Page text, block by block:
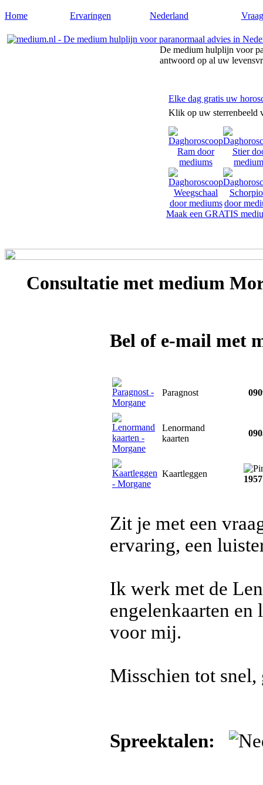
Home Ervaringen Nederland
De medium hulplijn voor
antwoord op al uw
Elke dag gratis uw
Klik op uw sterrenbeeld
Maak een GRATIS
Consultatie met medium
Bel of e-mail met
Paragnost
Lenormand
kaarten
Kaartleggen
1957
Zit je met een
ervaring, een
Ik werk met de
engelenkaarten en
voor mij.
Misschien tot
Spreektalen: